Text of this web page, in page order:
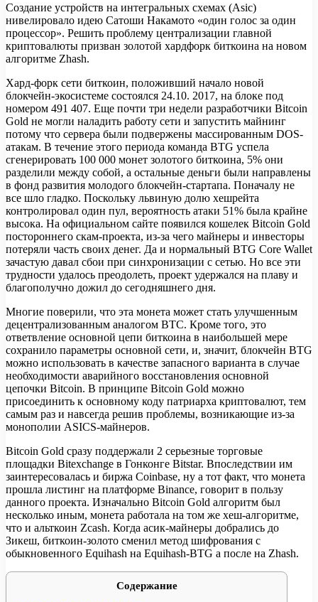
Создание устройств на интегральных схемах (Asic)
нивелировало идею Сатоши Накамото «один голос за один
процессор». Решить проблему централизации главной
криптовалюты призван золотой хардфорк биткоина на новом
алгоритме Zhash.
Хард-форк сети биткоин, положивший начало новой
блокчейн-экосистеме состоялся 24.10. 2017, на блоке под
номером 491 407. Еще почти три недели разработчики Bitcoin
Gold не могли наладить работу сети и запустить майнинг
потому что сервера были подвержены массированным DOS-
атакам. В течение этого периода команда BTG успела
сгенерировать 100 000 монет золотого биткоина, 5% они
разделили между собой, а остальные деньги были направлены
в фонд развития молодого блокчейн-стартапа. Поначалу не
все шло гладко. Поскольку львиную долю хешрейта
контролировал один пул, вероятность атаки 51% была крайне
высока. На официальном сайте появился кошелек Bitcoin Gold
постороннего скам-проекта, из-за чего майнеры и инвесторы
потеряли часть своих денег. Да и нормальный BTG Core Wallet
зачастую давал сбои при синхронизации с сетью. Но все эти
трудности удалось преодолеть, проект удержался на плаву и
благополучно дожил до сегодняшнего дня.
Многие поверили, что эта монета может стать улучшенным
децентрализованным аналогом BTC. Кроме того, это
ответвление основной цепи биткоина в наибольшей мере
сохранило параметры основной сети, и, значит, блокчейн BTG
можно использовать в качестве запасного варианта в случае
необходимости аварийного восстановления основной
цепочки Bitcoin. В принципе Bitcoin Gold можно
присоединить к основному коду патриарха криптовалют, тем
самым раз и навсегда решив проблемы, возникающие из-за
монополии ASICS-майнеров.
Bitcoin Gold сразу поддержали 2 серьезные торговые
площадки Bitexchange в Гонконге Bitstar. Впоследствии им
заинтересовалась и биржа Coinbase, ну а тот факт, что монета
прошла листинг на платформе Binance, говорит в пользу
данного проекта. Изначально Bitcoin Gold алгоритм был
несколько иным, монета работала на том же хеш-алгоритме,
что и альткоин Zcash. Когда асик-майнеры добрались до
Зикеш, биткоин-золото сменил метод шифрования с
обыкновенного Equihash на Equihash-BTG а после на Zhash.
Содержание